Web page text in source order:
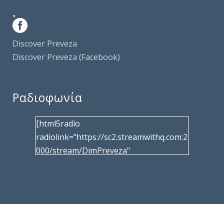
.
Discover Preveza
Discover Preveza (Facebook)
Ραδιοφωνία
[html5radio
radiolink="https://sc2.streamwithq.com:2
000/stream/DimPreveza"